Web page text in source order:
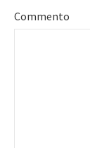
Commento